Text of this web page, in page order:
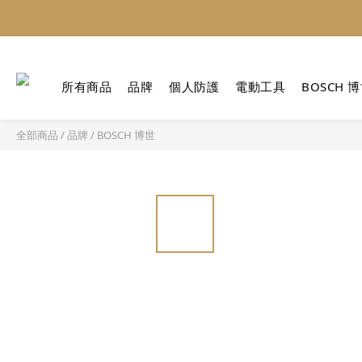
所有商品 品牌 個人防護 電動工具 BOSCH
全部商品 /品牌 / BOSCH 博世